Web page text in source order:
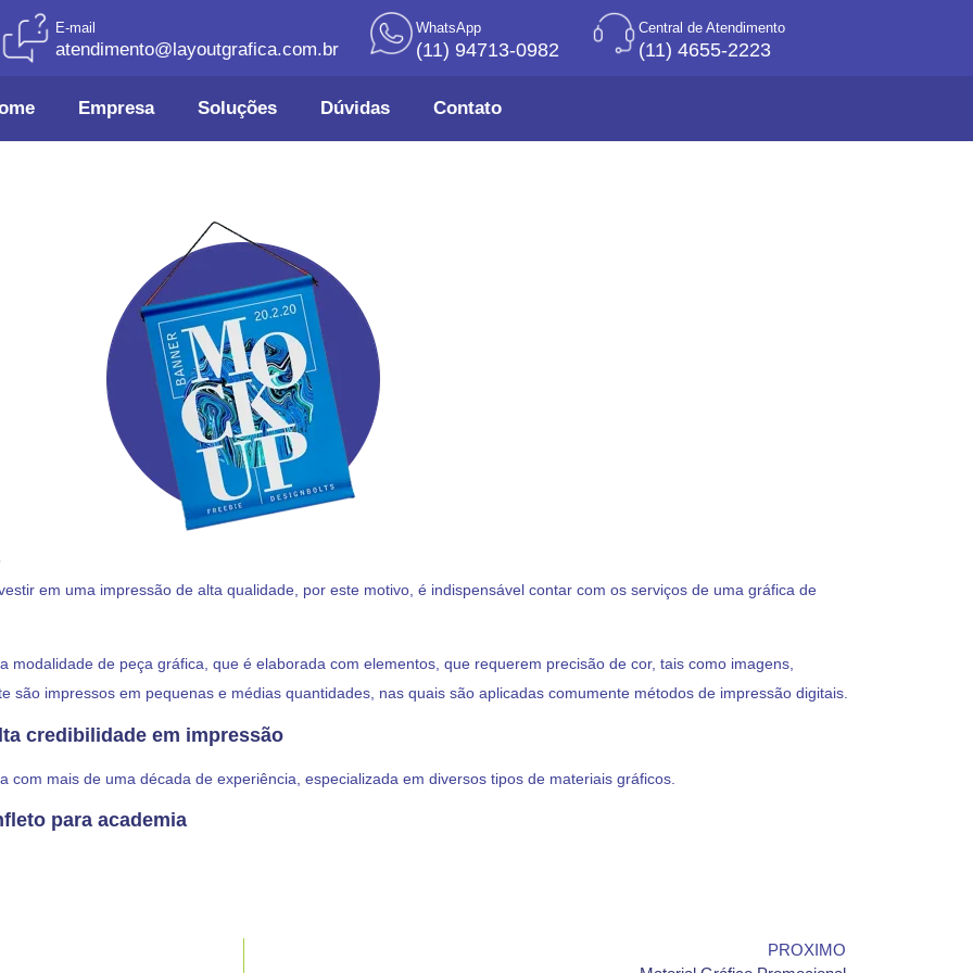
E-mail
atendimento@layoutgrafica.com.br
WhatsApp
(11) 94713-0982
Central de Atendimento
(11) 4655-2223
Empresa Soluções Dúvidas Contato
em uma impressão de alta qualidade, por este motivo, é indispensável contar com os serviços de uma gráfica de
modalidade de peça gráfica, que é elaborada com elementos, que requerem precisão de cor, tais como imagens,
são impressos em pequenas e médias quantidades, nas quais são aplicadas comumente métodos de impressão digitais.
credibilidade em impressão
com mais de uma década de experiência, especializada em diversos tipos de materiais gráficos.
para academia
PROXIMO